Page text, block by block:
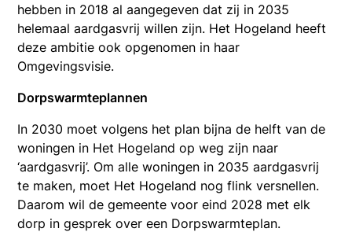
hebben in 2018 al aangegeven dat zij in 2035
helemaal aardgasvrij willen zijn. Het Hogeland heeft
deze ambitie ook opgenomen in haar
Omgevingsvisie.
Dorpswarmteplannen
In 2030 moet volgens het plan bijna de helft van de
woningen in Het Hogeland op weg zijn naar
‘aardgasvrij’. Om alle woningen in 2035 aardgasvrij
te maken, moet Het Hogeland nog flink versnellen.
Daarom wil de gemeente voor eind 2028 met elk
dorp in gesprek over een Dorpswarmteplan.